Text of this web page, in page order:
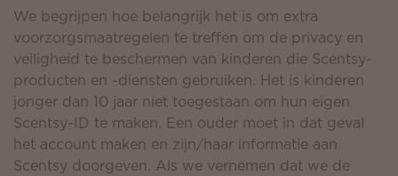
We begrijpen hoe belangrijk het is om extra
voorzorgsmaatregelen te treffen om de privacy en
veiligheid te beschermen van kinderen die Scentsy-
producten en -diensten gebruiken. Het is kinderen
jonger dan 10 jaar niet toegestaan om hun eigen
Scentsy-ID te maken. Een ouder moet in dat geval
het account maken en zijn/haar informatie aan
Scentsy doorgeven. Als we vernemen dat we de